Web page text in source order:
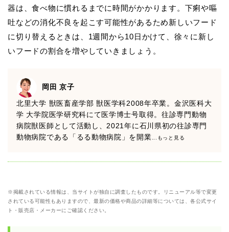
器は、食べ物に慣れるまでに時間がかかります。下痢や嘔
吐などの消化不良を起こす可能性があるため新しいフード
に切り替えるときは、1週間から10日かけて、徐々に新し
いフードの割合を増やしていきましょう。
岡田 京子
北里大学 獣医畜産学部 獣医学科2008年卒業。金沢医科大
学 大学院医学研究科にて医学博士号取得。往診専門動物
病院獣医師として活動し、2021年に石川県初の往診専門
動物病院である「るる動物病院」を開業 ...もっと見る
※掲載されている情報は、当サイトが独自に調査したものです。リニューアル等で変更
されている可能性もありますので、最新の価格や商品の詳細等については、各公式サイ
ト・販売店・メーカーにご確認ください。